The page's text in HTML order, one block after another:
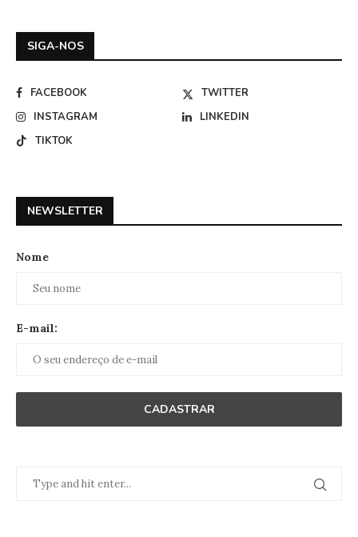
SIGA-NOS
FACEBOOK
TWITTER
INSTAGRAM
LINKEDIN
TIKTOK
NEWSLETTER
Nome
E-mail: